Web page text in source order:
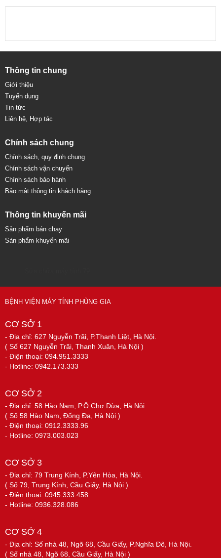
Thông tin chung
Giới thiệu
Tuyển dụng
Tin tức
Liên hệ, Hợp tác
Chính sách chung
Chính sách, quy định chung
Chính sách vận chuyển
Chính sách bảo hành
Bảo mật thông tin khách hàng
Thông tin khuyến mãi
Sản phẩm bán chạy
Sản phẩm khuyến mãi
BỆNH VIỆN MÁY TÍNH PHÙNG GIA
CƠ SỞ 1
- Địa chỉ: 627 Nguyễn Trãi, P.Thanh Liệt, Hà Nội.
( Số 627 Nguyễn Trãi, Thanh Xuân, Hà Nội )
- Điện thoại: 094.951.3333
- Hotline: 0942.173.333
CƠ SỞ 2
- Địa chỉ: 58 Hào Nam, P.Ô Chợ Dừa, Hà Nội.
( Số 58 Hào Nam, Đống Đa, Hà Nội )
- Điện thoại: 0912.3333.96
- Hotline: 0973.003.023
CƠ SỞ 3
- Địa chỉ: 79 Trung Kính, P.Yên Hòa, Hà Nội.
( Số 79, Trung Kính, Cầu Giấy, Hà Nội )
- Điện thoại: 0945.333.458
- Hotline: 0936.328.086
CƠ SỞ 4
- Địa chỉ: Số nhà 48, Ngõ 68, Cầu Giấy, P.Nghĩa Đô, Hà Nội.
( Số nhà 48, Ngõ 68, Cầu Giấy, Hà Nội )